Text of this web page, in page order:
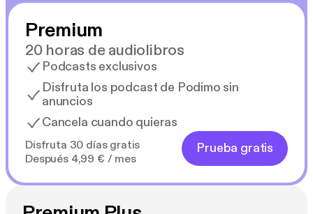
Premium
20 horas de audiolibros
Podcasts exclusivos
Disfruta los podcast de Podimo sin
anuncios
Cancela cuando quieras
Disfruta 30 días gratis
Después 4,99 € / mes
Prueba gratis